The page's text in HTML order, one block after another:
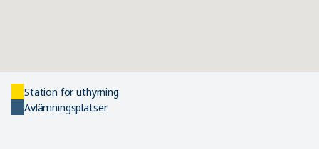
Station för uthyrning
Avlämningsplatser